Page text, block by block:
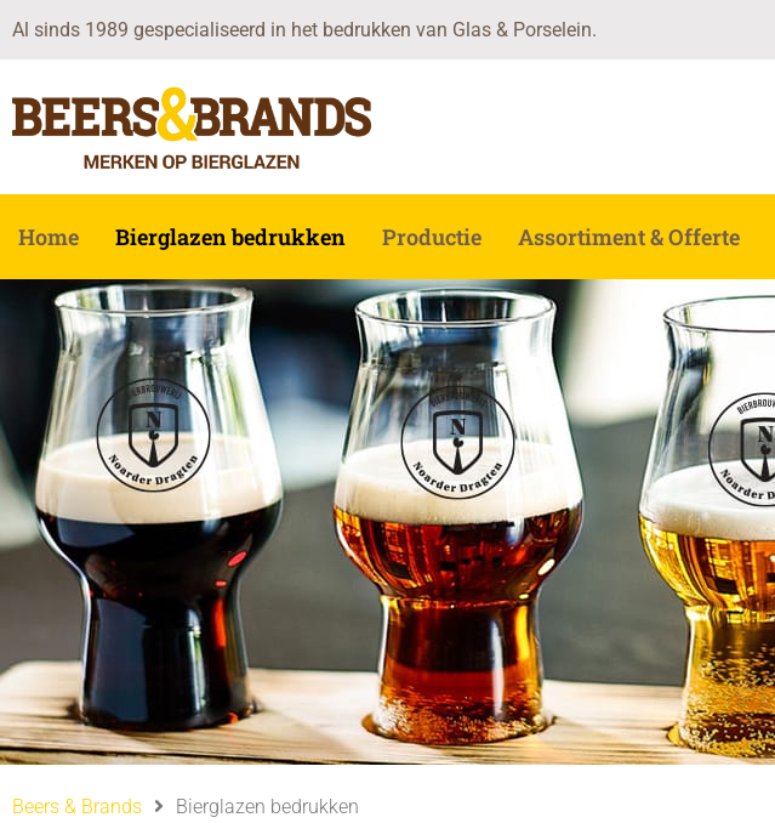
Ga
inhoud
Al sinds 1989 gespecialiseerd in het bedrukken van Glas & Porselein.
Home Bierglazen bedrukken Productie Assortiment & Offerte
Beers & Brands Bierglazen bedrukken